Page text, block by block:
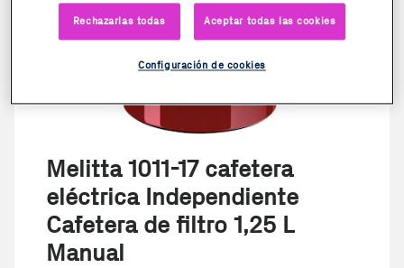
Melitta 1011-17 cafetera
eléctrica Independiente
Cafetera de filtro 1,25 L
Manual
Rechazarlas todas Aceptar todas las cookies
Configuración de cookies